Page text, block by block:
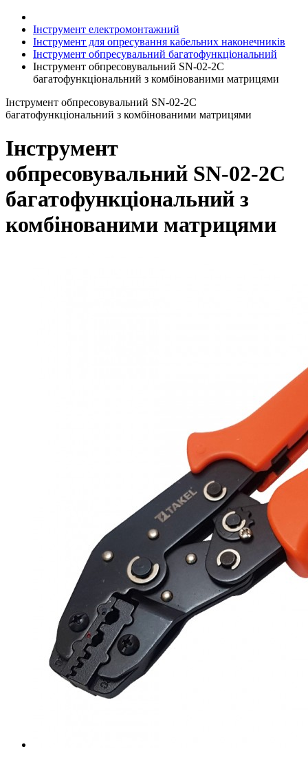
Інструмент електромонтажний
Інструмент для опресування кабельних наконечників
Інструмент обпресувальний багатофункціональний
Інструмент обпресовувальний SN-02-2C
багатофункціональний з комбінованими матрицями
Інструмент обпресовувальний SN-02-2C
багатофункціональний з комбінованими матрицями
Інструмент
обпресовувальний SN-02-2C
багатофункціональний з
комбінованими матрицями